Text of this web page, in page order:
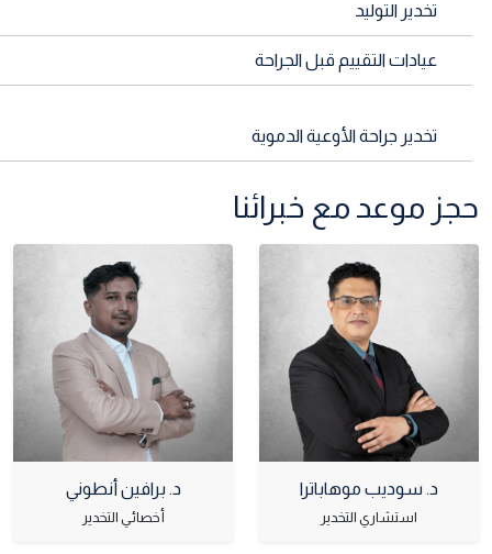
تخدير التوليد
عيادات التقييم قبل الجراحة
تخدير جراحة الأوعية الدموية
حجز موعد مع خبرائنا
د. سوديب موهاباترا
استشاري التخدير
د. برافين أنطوني
أخصائي التخدير